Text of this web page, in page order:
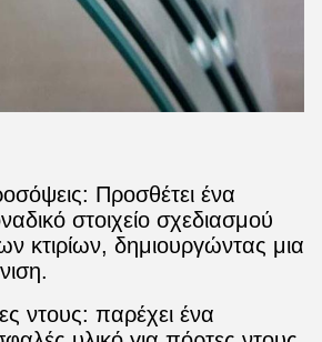
Προσθέτει ένα
στοιχείο σχεδιασμού
κτιρίων, δημιουργώντας μια
ντους: παρέχει ένα